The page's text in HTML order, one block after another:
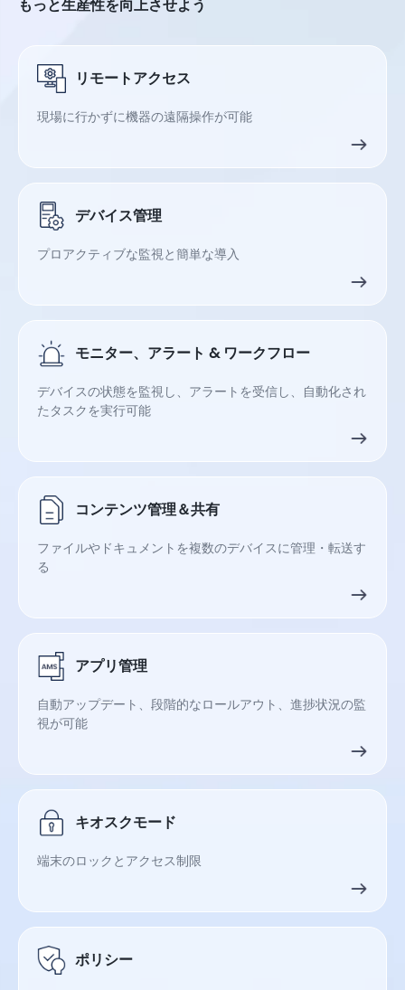
もっと生産性を向上させよう
リモートアクセス
現場に行かずに機器の遠隔操作が可能
デバイス管理
プロアクティブな監視と簡単な導入
モニター、アラート & ワークフロー
デバイスの状態を監視し、アラートを受信し、自動化され
たタスクを実行可能
コンテンツ管理＆共有
ファイルやドキュメントを複数のデバイスに管理・転送す
る
アプリ管理
自動アップデート、段階的なロールアウト、進捗状況の監
視が可能
キオスクモード
端末のロックとアクセス制限
ポリシー